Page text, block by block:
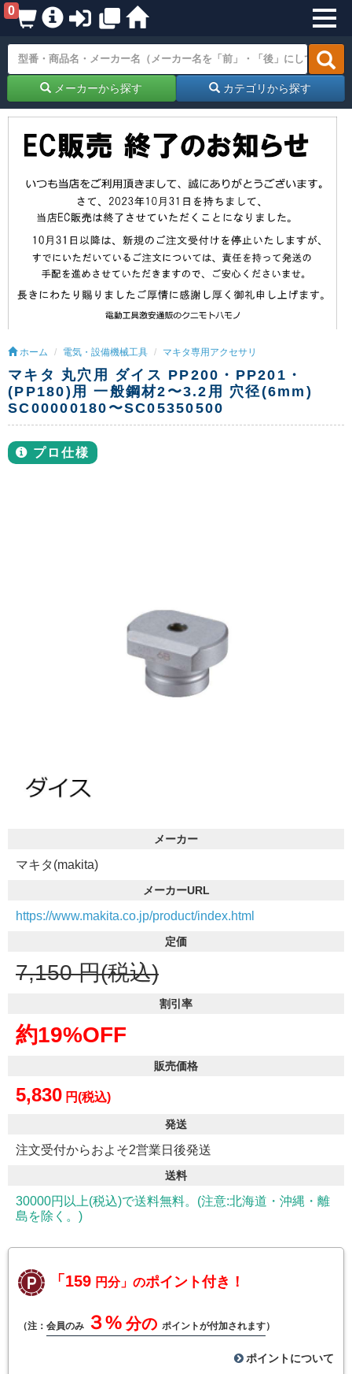
0
メーカーから探す カテゴリから探す
ホーム 電気・設備機械工具 マキタ専用アクセサリ
マキタ 丸穴用 ダイス PP200・PP201・
(PP180)用 一般鋼材2〜3.2用 穴径(6mm)
SC00000180〜SC05350500
プロ仕様
メーカー
マキタ(makita)
メーカーURL
https://www.makita.co.jp/product/index.html
定価
7,150 円(税込)
割引率
約19%OFF
販売価格
5,830 円(税込)
発送
注文受付からおよそ2営業日後発送
送料
30000円以上(税込)で送料無料。(注意:北海道・沖縄・離
島を除く。)
「159 円分」のポイント付き！
（注： 会員のみ ３% 分の ポイントが付加されます）
ポイントについて